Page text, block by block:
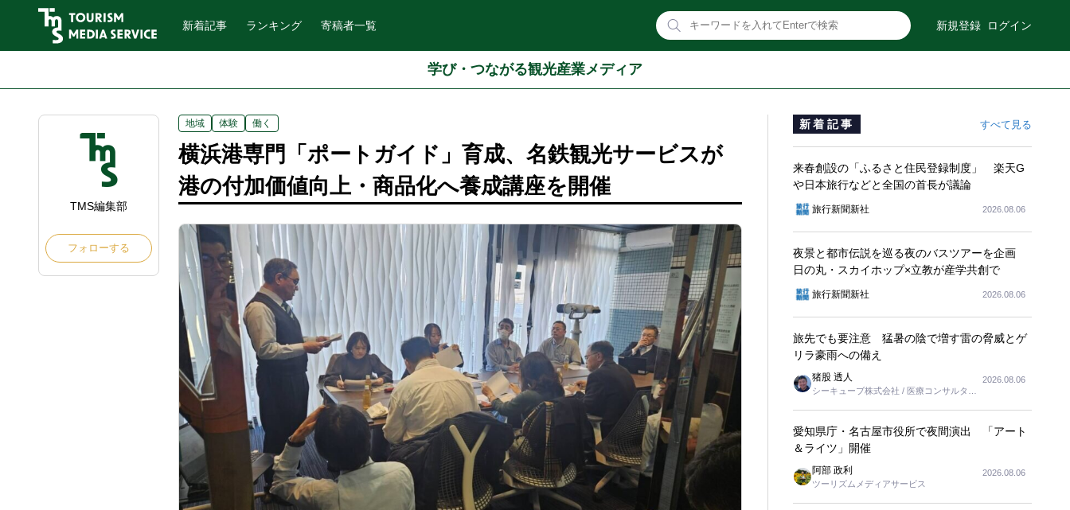
新着記事 ランキング 寄稿者一覧 新規登録 ログイン
学び・つながる観光産業メディア
TMS編集部
フォローする
地域 体験 働く
横浜港専門「ポートガイド」育成、名鉄観光サービスが
港の付加価値向上・商品化へ養成講座を開催
新着記事 すべて見る
来春創設の「ふるさと住民登録制度」 楽天G
や日本旅行などと全国の首長が議論
旅行新聞新社 2026.08.06
夜景と都市伝説を巡る夜のバスツアーを企画
日の丸・スカイホップ×立教が産学共創で
旅行新聞新社 2026.08.06
旅先でも要注意 猛暑の陰で増す雷の脅威とゲ
リラ豪雨への備え
猪股 透人
シーキューブ株式会社 / 医療コンサルタン
2026.08.06
愛知県庁・名古屋市役所で夜間演出 「アート
＆ライツ」開催
阿部 政利
ツーリズムメディアサービス
2026.08.06